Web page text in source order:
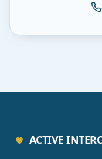
ACTIVE